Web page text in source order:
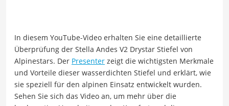
In diesem YouTube-Video erhalten Sie eine detaillierte
Überprüfung der Stella Andes V2 Drystar Stiefel von
Alpinestars. Der Presenter zeigt die wichtigsten Merkmale
und Vorteile dieser wasserdichten Stiefel und erklärt, wie
sie speziell für den alpinen Einsatz entwickelt wurden.
Sehen Sie sich das Video an, um mehr über die